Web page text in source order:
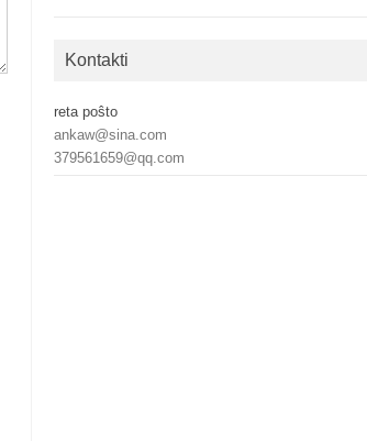
Kontakti
reta poŝto
ankaw@sina.com
379561659@qq.com